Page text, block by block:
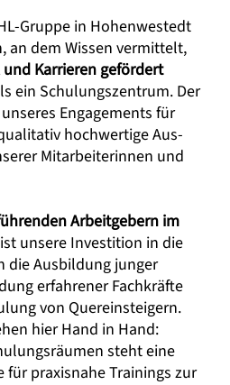
Gruppe in Hohenwestedt
an dem Wissen vermittelt,
Karrieren gefördert
ein Schulungszentrum. Der
Engagements für
hochwertige Aus-
Mitarbeiterinnen und
Arbeitgebern im
unsere Investition in die
die Ausbildung junger
erfahrener Fachkräfte
von Quereinsteigern.
hier Hand in Hand:
steht eine
für praxisnahe Trainings zur